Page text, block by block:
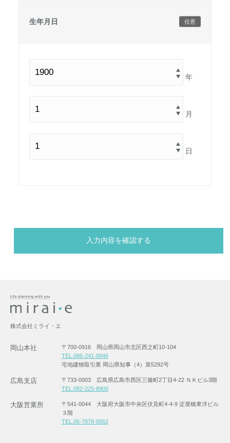
生年月日 任意
年
月
日
株式会社ミライ・エ
岡山本社
〒700-0916 岡山県岡山市北区西之町10-104
TEL.086-241-8846
宅地建物取引業 岡山県知事（4）第5292号
広島支店
〒733-0003 広島県広島市西区三篠町2丁目4-22 ＮＫビル3階
TEL.082-225-8900
大阪営業所
〒541-0044 大阪府大阪市中央区伏見町4-4-9 淀屋橋東洋ビル
３階
TEL.06-7878-8562